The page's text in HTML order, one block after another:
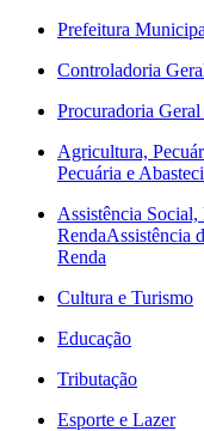
Prefeitura
Controladoria
Procuradoria
Agricultura,
Pecuária e
Assistência
RendaAssistência
Renda
Cultura e Turismo
Educação
Tributação
Esporte e Lazer